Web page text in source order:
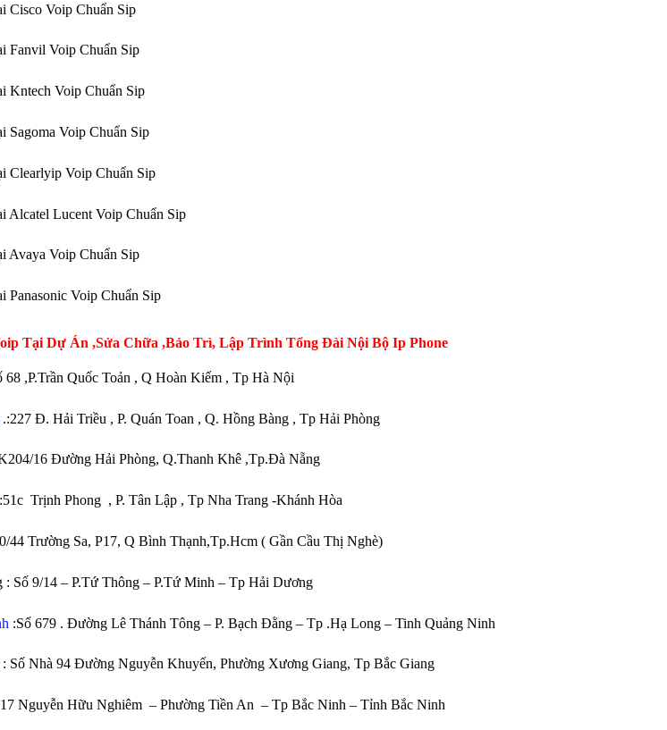
Cisco Voip Chuẩn Sip
Fanvil Voip Chuẩn Sip
Kntech Voip Chuẩn Sip
Voip Chuẩn Sip
Clearlyip Voip Chuẩn Sip
Alcatel Lucent Voip Chuẩn Sip
Avaya Voip Chuẩn Sip
Voip Chuẩn Sip
Tại Dự Án ,Sửa Chữa ,Bảo Trì, Lập Trình Tổng Đài Nội Bộ Ip Phone
68 ,P.Trần Quốc Toản , Q Hoàn Kiếm , Tp Hà Nội
.:227 Đ. Hải Triều , P. Quán Toan , Q. Hồng Bàng , Tp Hải Phòng
16 Đường Hải Phòng, Q.Thanh Khê ,Tp.Đà Nẵng
Trịnh Phong , P. Tân Lập , Tp Nha Trang -Khánh Hòa
44 Trường Sa, P17, Q Bình Thạnh,Tp.Hcm ( Gần Cầu Thị Nghè)
Số 9/14 – P.Tứ Thông – P.Tứ Minh – Tp Hải Dương
:Số 679 . Đường Lê Thánh Tông – P. Bạch Đằng – Tp .Hạ Long – Tinh Quảng Ninh
Số Nhà 94 Đường Nguyễn Khuyến, Phường Xương Giang, Tp Bắc Giang
Nguyễn Hữu Nghiêm – Phường Tiền An – Tp Bắc Ninh – Tỉnh Bắc Ninh